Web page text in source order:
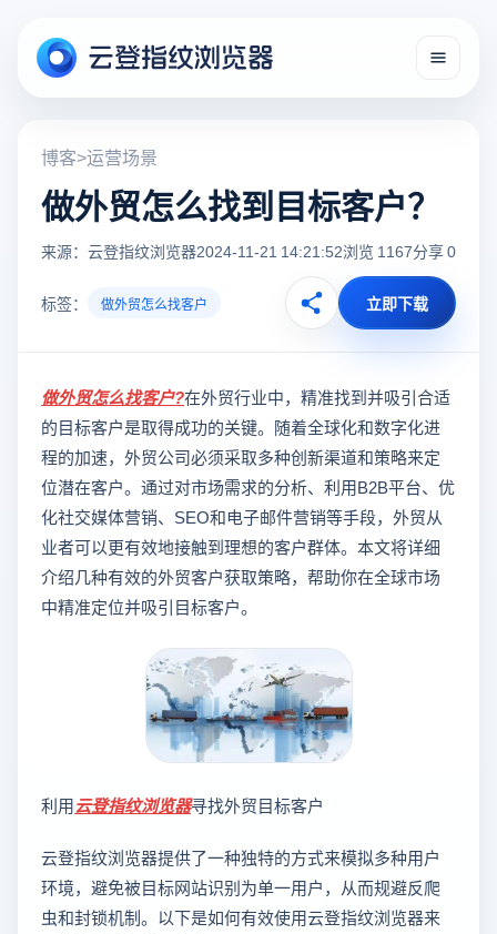
博客>运营场景
做外贸怎么找到目标客户？
来源：云登指纹浏览器2024-11-21 14:21:52浏览 1167分享 0
标签： 做外贸怎么找客户 立即下载
做外贸怎么找客户?在外贸行业中，精准找到并吸引合适
的目标客户是取得成功的关键。随着全球化和数字化进
程的加速，外贸公司必须采取多种创新渠道和策略来定
位潜在客户。通过对市场需求的分析、利用B2B平台、优
化社交媒体营销、SEO和电子邮件营销等手段，外贸从
业者可以更有效地接触到理想的客户群体。本文将详细
介绍几种有效的外贸客户获取策略，帮助你在全球市场
中精准定位并吸引目标客户。
利用云登指纹浏览器寻找外贸目标客户
云登指纹浏览器提供了一种独特的方式来模拟多种用户
环境，避免被目标网站识别为单一用户，从而规避反爬
虫和封锁机制。以下是如何有效使用云登指纹浏览器来